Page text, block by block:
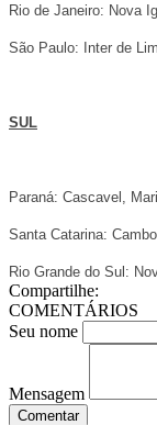
Rio de Janeiro: Nova
São Paulo: Inter de
SUL
Paraná: Cascavel,
Santa Catarina:
Rio Grande do Sul:
Compartilhe:
COMENTÁRIOS
Seu nome
Mensagem
Comentar